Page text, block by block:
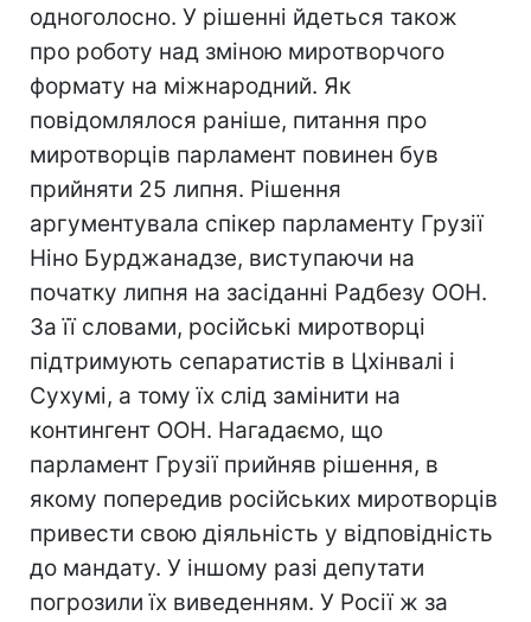
одноголосно. У рішенні йдеться також
про роботу над зміною миротворчого
формату на міжнародний. Як
повідомлялося раніше, питання про
миротворців парламент повинен був
прийняти 25 липня. Рішення
аргументувала спікер парламенту Грузії
Ніно Бурджанадзе, виступаючи на
початку липня на засіданні Радбезу ООН.
За її словами, російські миротворці
підтримують сепаратистів в Цхінвалі і
Сухумі, а тому їх слід замінити на
контингент ООН. Нагадаємо, що
парламент Грузії прийняв рішення, в
якому попередив російських миротворців
привести свою діяльність у відповідність
до мандату. У іншому разі депутати
погрозили їх виведенням. У Росії ж за